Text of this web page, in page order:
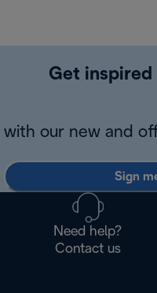
Get
with our new and
Sign
Need help?
Contact us